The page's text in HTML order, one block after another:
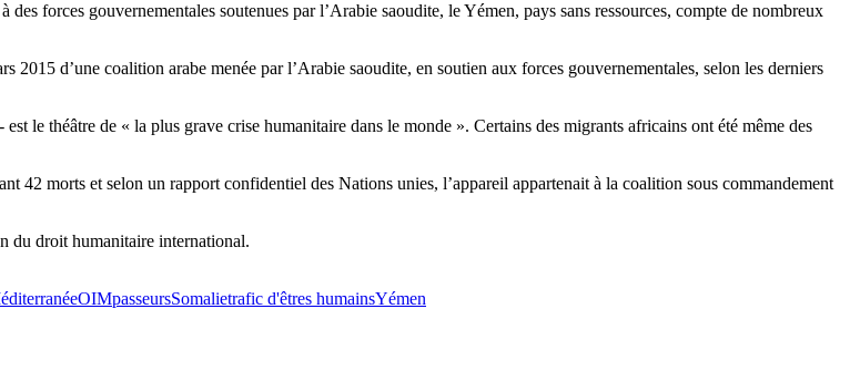
forces gouvernementales soutenues par l’Arabie saoudite, le Yémen, pays sans ressources, compte de nombreux
d’une coalition arabe menée par l’Arabie saoudite, en soutien aux forces gouvernementales, selon les derniers
le théâtre de « la plus grave crise humanitaire dans le monde ». Certains des migrants africains ont été même des
42 morts et selon un rapport confidentiel des Nations unies, l’appareil appartenait à la coalition sous commandement
du droit humanitaire international.
OIMpasseursSomalietrafic d'êtres humainsYémen